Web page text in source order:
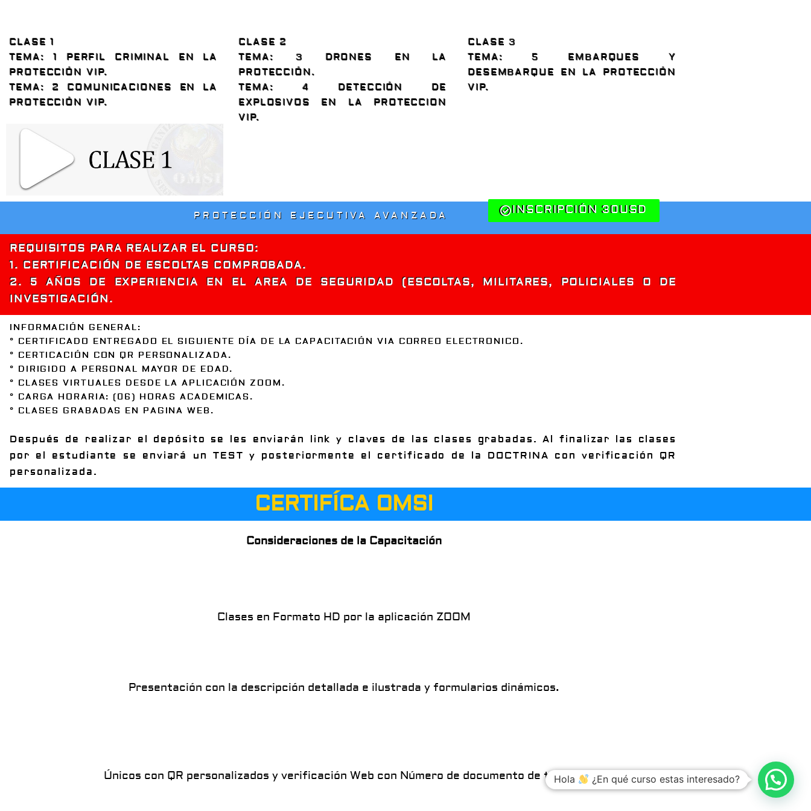
CLASE 1
TEMA: 1 PERFIL CRIMINAL EN LA
PROTECCIÓN VIP.
TEMA:
2 COMUNICACIONES EN LA
PROTECCIÓN VIP.
CLASE 2
TEMA: 3 DRONES EN LA
PROTECCIÓN.
TEMA: 4 DETECCIÓN DE
EXPLOSIVOS EN LA PROTECCION
VIP.
CLASE 3
TEMA: 5 EMBARQUES Y
DESEMBARQUE EN LA PROTECCIÓN
VIP.
PROTECCIÓN EJECUTIVA AVANZADA INSCRIPCIÓN 30USD
REQUISITOS PARA REALIZAR EL CURSO:
1. CERTIFICACIÓN DE ESCOLTAS COMPROBADA.
2. 5 AÑOS DE EXPERIENCIA EN EL AREA DE SEGURIDAD (ESCOLTAS, MILITARES, POLICIALES O DE
INVESTIGACIÓN.
INFORMACIÓN GENERAL:
° CERTIFICADO ENTREGADO EL SIGUIENTE DÍA DE LA CAPACITACIÓN VIA CORREO ELECTRONICO.
° CERTICACIÓN CON QR PERSONALIZADA.
° DIRIGIDO A PERSONAL MAYOR DE EDAD.
° CLASES VIRTUALES DESDE LA APLICACIÓN ZOOM.
° CARGA HORARIA: (06) HORAS ACADEMICAS.
° CLASES GRABADAS EN PAGINA WEB.
Después de realizar el depósito se les enviarán link y claves de las clases grabadas. Al finalizar las clases
por el estudiante se enviará un TEST y posteriormente el certificado de la DOCTRINA con verificación QR
personalizada.
CERTIFÍCA OMSI
Consideraciones de la Capacitación
Clases en Formato HD por la aplicación ZOOM
Presentación con la descripción detallada e ilustrada y formularios dinámicos.
Únicos con QR personalizados y verificación Web con Número de documento de tu país.
Hola ¿En qué curso estas interesado?